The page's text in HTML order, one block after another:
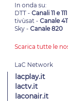
In onda su:
DTT - Canali 11 e 111
tivùsat - Canale
Sky - Canale 820
Scarica tutte le
lacplay.it
lactv.it
laconair.it